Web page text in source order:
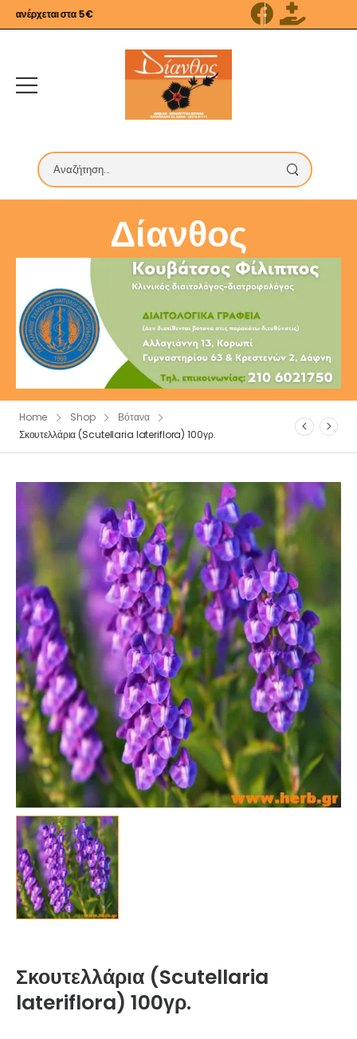
στα 5€
Δίανθος
Home Shop
Βότανα
Σκουτελλάρια (Scutellaria lateriflora) 100γρ.
Σκουτελλάρια (Scutellaria
lateriflora) 100γρ.